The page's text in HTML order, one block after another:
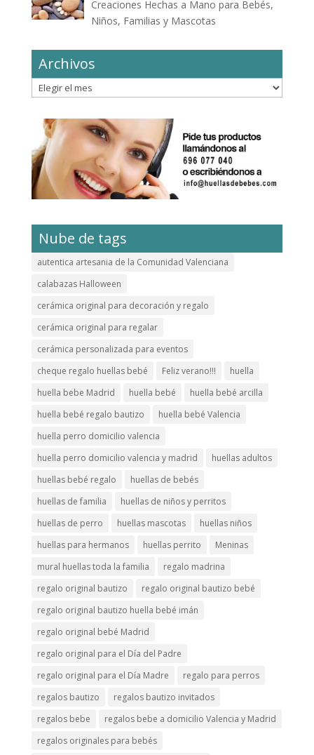
Creaciones Hechas a Mano para Bebés,
Niños, Familias y Mascotas
Archivos
Archivos
Nube de tags
autentica artesania de la Comunidad Valenciana
calabazas Halloween
cerámica original para decoración y regalo
cerámica original para regalar
cerámica personalizada para eventos
cheque regalo huellas bebé
Feliz verano!!!
huella
huella bebe Madrid
huella bebé
huella bebé arcilla
huella bebé regalo bautizo
huella bebé Valencia
huella perro domicilio valencia
huella perro domicilio valencia y madrid
huellas adultos
huellas bebé regalo
huellas de bebés
huellas de familia
huellas de niños y perritos
huellas de perro
huellas mascotas
huellas niños
huellas para hermanos
huellas perrito
Meninas
mural huellas toda la familia
regalo madrina
regalo original bautizo
regalo original bautizo bebé
regalo original bautizo huella bebé imán
regalo original bebé Madrid
regalo original para el Día del Padre
regalo original para el Día Madre
regalo para perros
regalos bautizo
regalos bautizo invitados
regalos bebe
regalos bebe a domicilio Valencia y Madrid
regalos originales para bebés